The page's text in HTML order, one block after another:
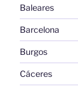
Baleares
Barcelona
Burgos
Cáceres